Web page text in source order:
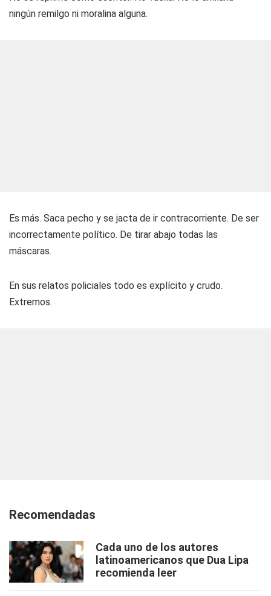
ningún remilgo ni moralina alguna.
Es más. Saca pecho y se jacta de ir contracorriente. De ser
incorrectamente político. De tirar abajo todas las
máscaras.
En sus relatos policiales todo es explícito y crudo.
Extremos.
Recomendadas
Cada uno de los autores
latinoamericanos que Dua Lipa
recomienda leer